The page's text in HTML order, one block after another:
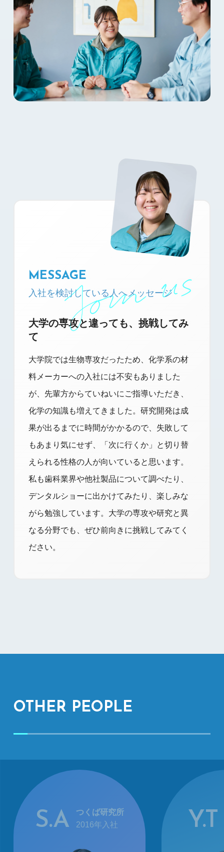
MESSAGE
入社を検討している人へメッセージ
大学の専攻と違っても、挑戦してみ
て
大学院では生物専攻だったため、化学系の材
料メーカーへの入社には不安もありました
が、先輩方からていねいにご指導いただき、
化学の知識も増えてきました。研究開発は成
果が出るまでに時間がかかるので、失敗して
もあまり気にせず、「次に行くか」と切り替
えられる性格の人が向いていると思います。
私も歯科業界や他社製品について調べたり、
デンタルショーに出かけてみたり、楽しみな
がら勉強しています。大学の専攻や研究と異
なる分野でも、ぜひ前向きに挑戦してみてく
ださい。
OTHER PEOPLE
S.A
つくば研究所
2016年入社
Y.T